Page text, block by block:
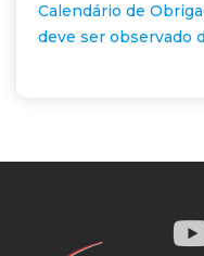
Calendário de
deve ser observado